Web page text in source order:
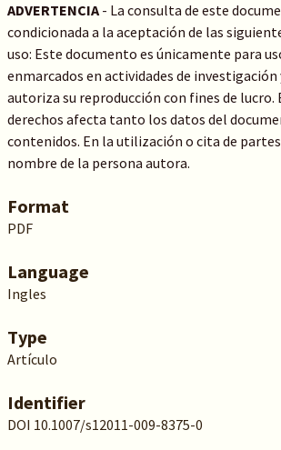
ADVERTENCIA- La consulta de este
condicionada a la aceptación de las
uso: Este documento es únicamente para
enmarcados en actividades de investigación
autoriza su reproducción con fines de lucro.
derechos afecta tanto los datos del
contenidos. En la utilización o cita de
nombre de la persona autora.
Format
PDF
Language
Ingles
Type
Artículo
Identifier
DOI 10.1007/s12011-009-8375-0